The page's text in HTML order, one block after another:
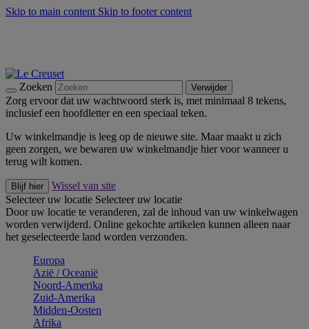
Skip to main content Skip to footer content
Zoeken Verwijder
Zorg ervoor dat uw wachtwoord sterk is, met minimaal 8 tekens,
inclusief een hoofdletter en een speciaal teken.
Uw winkelmandje is leeg op de nieuwe site. Maar maakt u zich
geen zorgen, we bewaren uw winkelmandje hier voor wanneer u
terug wilt komen.
Blijf hier
Wissel van site
Selecteer uw locatie Selecteer uw locatie
Door uw locatie te veranderen, zal de inhoud van uw winkelwagen
worden verwijderd. Online gekochte artikelen kunnen alleen naar
het geselecteerde land worden verzonden.
Europa
Aziё / Oceaniё
Noord-Amerika
Zuid-Amerika
Midden-Oosten
Afrika